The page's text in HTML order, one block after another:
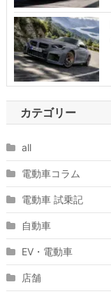
カテゴリー
all
電動車コラム
電動車 試乗記
自動車
EV・電動車
店舗